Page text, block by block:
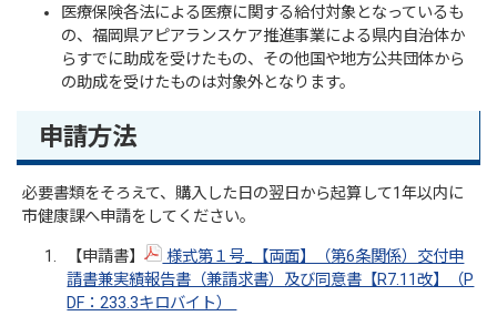
医療保険各法による医療に関する給付対象となっているも
の、福岡県アピアランスケア推進事業による県内自治体か
らすでに助成を受けたもの、その他国や地方公共団体から
の助成を受けたものは対象外となります。
申請方法
必要書類をそろえて、購入した日の翌日から起算して1年以内に
市健康課へ申請をしてください。
【申請書】
様式第１号_【両面】（第6条関係）交付申
請書兼実績報告書（兼請求書）及び同意書【R7.11改】（P
DF：233.3キロバイト）